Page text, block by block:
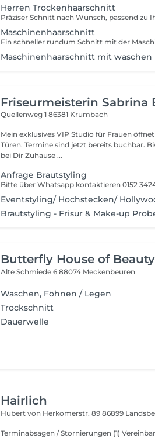
Herren Trockenhaarschnitt
Maschinenhaarschnitt
Maschinenhaarschnitt mit waschen
Friseurmeisterin Sabrina
Quellenweg 186381 Krumbach
Mein exklusives VIP Studio für Frauen
Türen. Termine sind jetzt bereits buchbar.
bei Dir Zuhause ...
Anfrage Brautstyling
Eventstyling/ Hochstecken/
Brautstyling - Frisur & Make-up
Butterfly House of Beauty
Alte Schmiede 688074 Meckenbeuren
Waschen, Föhnen / Legen
Trockschnitt
Dauerwelle
Hairlich
Hubert von Herkomerstr. 8986899
Terminabsagen / Stornierungen (1) Vereinbarte Termine sind